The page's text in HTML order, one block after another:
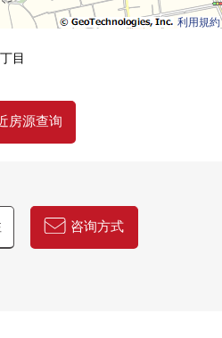
者不安"
议"(关于出售的建议)。
出售也放心，迈出一步，礼貌
利用規約
目
房源查询
咨询方式